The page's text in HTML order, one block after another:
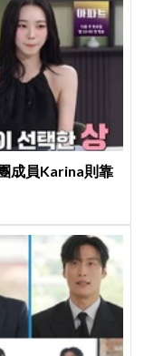
成員Karina則靠